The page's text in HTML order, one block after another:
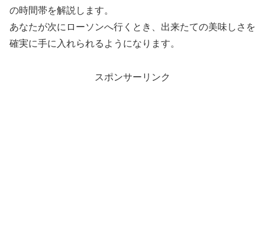
の時間帯を解説します。
あなたが次にローソンへ行くとき、出来たての美味しさを
確実に手に入れられるようになります。
スポンサーリンク